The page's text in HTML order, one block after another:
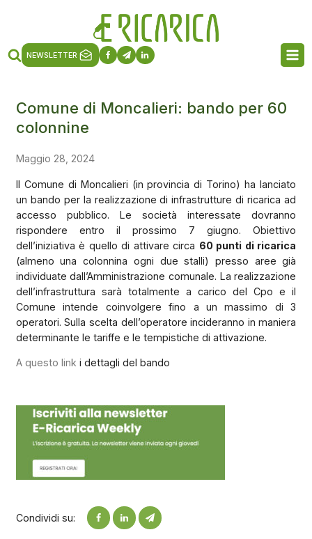
NEWSLETTER
Comune di Moncalieri: bando per 60
colonnine
Maggio 28, 2024
Il Comune di Moncalieri (in provincia di Torino) ha lanciato
un bando per la realizzazione di infrastrutture di ricarica ad
accesso pubblico. Le società interessate dovranno
rispondere entro il prossimo 7 giugno. Obiettivo
dell’iniziativa è quello di attivare circa 60 punti di ricarica
(almeno una colonnina ogni due stalli) presso aree già
individuate dall’Amministrazione comunale. La realizzazione
dell’infrastruttura sarà totalmente a carico del Cpo e il
Comune intende coinvolgere fino a un massimo di 3
operatori. Sulla scelta dell’operatore incideranno in maniera
determinante le tariffe e le tempistiche di attivazione.
A questo link i dettagli del bando
Condividi su: